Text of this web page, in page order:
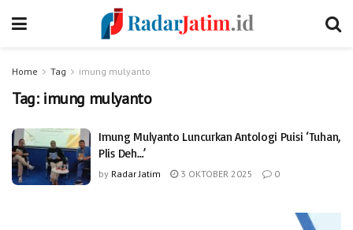
Home Tag imung mulyanto
Tag: imung mulyanto
Imung Mulyanto Luncurkan Antologi Puisi ‘Tuhan,
Plis Deh…’
by Radar Jatim 3 OKTOBER 2025 0